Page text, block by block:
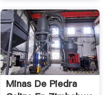
Minas De Piedra